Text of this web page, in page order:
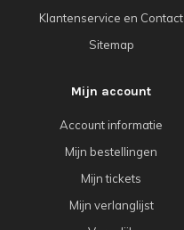
Klantenservice en Contact
Sitemap
Mijn account
Account informatie
Mijn bestellingen
Mijn tickets
Mijn verlanglijst